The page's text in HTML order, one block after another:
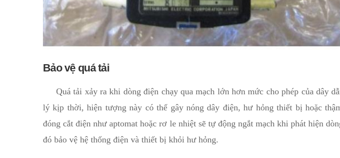
Bảo vệ quá tải
Quá tải xảy ra khi dòng điện chạy qua mạch lớn hơn mức cho phép của dây
lý kịp thời, hiện tượng này có thể gây nóng dây điện, hư hỏng thiết bị hoặc
đóng cắt điện như aptomat hoặc rơ le nhiệt sẽ tự động ngắt mạch khi phát hiện
đó bảo vệ hệ thống điện và thiết bị khỏi hư hỏng.